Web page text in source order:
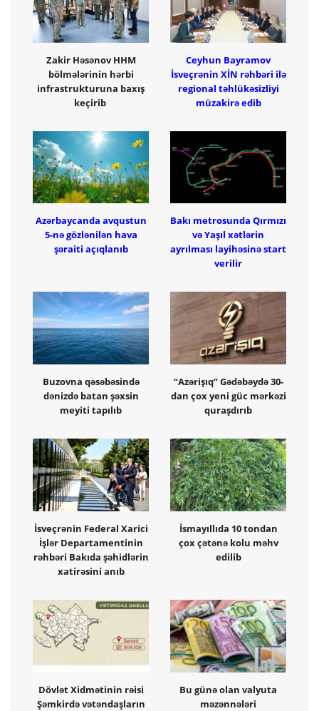
Zakir Həsənov HHM
bölmələrinin hərbi
infrastrukturuna baxış
keçirib
Ceyhun Bayramov
İsveçrənin XİN rəhbəri ilə
regional təhlükəsizliyi
müzakirə edib
Azərbaycanda avqustun
5-nə gözlənilən hava
şəraiti açıqlanıb
Bakı metrosunda Qırmızı
və Yaşıl xətlərin
ayrılması layihəsinə start
verilir
Buzovna qəsəbəsində
dənizdə batan şəxsin
meyiti tapılıb
“Azərişıq” Gədəbəydə 30-
dan çox yeni güc mərkəzi
quraşdırıb
İsveçrənin Federal Xarici
İşlər Departamentinin
rəhbəri Bakıda şəhidlərin
xatirəsini anıb
İsmayıllıda 10 tondan
çox çətənə kolu məhv
edilib
Dövlət Xidmətinin rəisi
Şəmkirdə vətəndaşların
Bu günə olan valyuta
məzənnələri